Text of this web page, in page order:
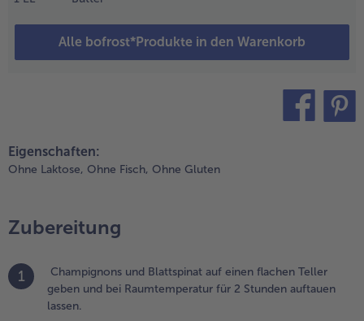
Alle bofrost*Produkte in den Warenkorb
zu der
geben. Mit
und Pfeffer aus
Mühle würzen.
mit Butter
in
und
Eigenschaften:
Ohne Laktose, Ohne Fisch, Ohne Gluten
Zubereitung
1
Champignons und Blattspinat auf einen flachen Teller
geben und bei Raumtemperatur für 2 Stunden auftauen
lassen.